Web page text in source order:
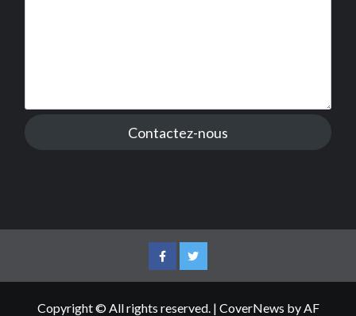
Contactez-nous
FacebookTwitter
Copyright © All rights reserved. | CoverNews by AF